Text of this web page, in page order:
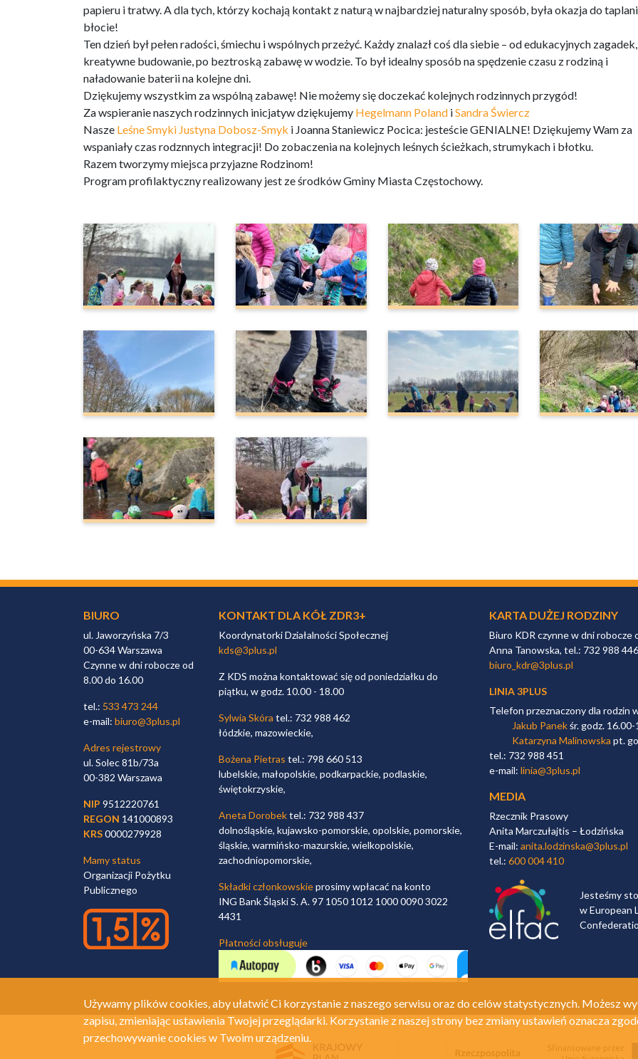
papieru i tratwy. A dla tych, którzy kochają kontakt z naturą w najbardziej naturalny sposób, była okazja do
błocie!
Ten dzień był pełen radości, śmiechu i wspólnych przeżyć. Każdy znalazł coś dla siebie – od edukacyjnych
kreatywne budowanie, po beztroską zabawę w wodzie. To był idealny sposób na spędzenie czasu z rodziną i
naładowanie baterii na kolejne dni.
Dziękujemy wszystkim za wspólną zabawę! Nie możemy się doczekać kolejnych rodzinnych przygód!
Za wspieranie naszych rodzinnych inicjatyw dziękujemy Hegelmann Poland iSandra Świercz
Nasze Leśne Smyki Justyna Dobosz-Smyk i Joanna Staniewicz Pocica: jesteście GENIALNE! Dziękujemy Wam za
wspaniały czas rodznnych integracji! Do zobaczenia na kolejnych leśnych ścieżkach, strumykach i błotku.
Razem tworzymy miejsca przyjazne Rodzinom!
Program profilaktyczny realizowany jest ze środków Gminy Miasta Częstochowy.
BIURO
ul. Jaworzyńska 7/3
00-634 Warszawa
Czynne w dni robocze od
8.00 do 16.00
tel.: 533 473 244
e-mail: biuro@3plus.pl
Adres rejestrowy
ul. Solec 81b/73a
00-382 Warszawa
NIP 9512220761
REGON 141000893
KRS0000279928
Mamy status
Organizacji Pożytku
Publicznego
KONTAKT DLA KÓŁ ZDR3+
Koordynatorki Działalności Społecznej
kds@3plus.pl
Z KDS można kontaktować się od poniedziałku do
piątku, w godz. 10.00 - 18.00
Sylwia Skóra tel.: 732 988 462
łódzkie, mazowieckie,
Bożena Pietras tel.: 798 660 513
lubelskie, małopolskie, podkarpackie, podlaskie,
świętokrzyskie,
Aneta Dorobektel.: 732 988 437
dolnośląskie, kujawsko-pomorskie, opolskie, pomorskie,
śląskie, warmińsko-mazurskie, wielkopolskie,
zachodniopomorskie,
Składki członkowskieprosimy wpłacać na konto
ING Bank Śląski S. A. 97 1050 1012 1000 0090 3022
4431
Płatności obsługuje
KARTA DUŻEJ RODZINY
Biuro KDR czynne w dni robocze
Anna Tanowska, tel.: 732 988 446
biuro_kdr@3plus.pl
LINIA 3PLUS
Telefon przeznaczony dla rodzin
Jakub Panekśr. godz. 16.00-
Katarzyna Malinowska pt.
tel.: 732 988 451
e-mail: linia@3plus.pl
MEDIA
Rzecznik Prasowy
Anita Marczułajtis – Łodzińska
E-mail: anita.lodzinska@3plus.pl
tel.: 600 004 410
Jesteśmy
w European
Używamy plików cookies, aby ułatwić Ci korzystanie z naszego serwisu oraz do celów statystycznych. Możesz
zapisu, zmieniając ustawienia Twojej przeglądarki. Korzystanie z naszej strony bez zmiany ustawień oznacza
przechowywanie cookies w Twoim urządzeniu.